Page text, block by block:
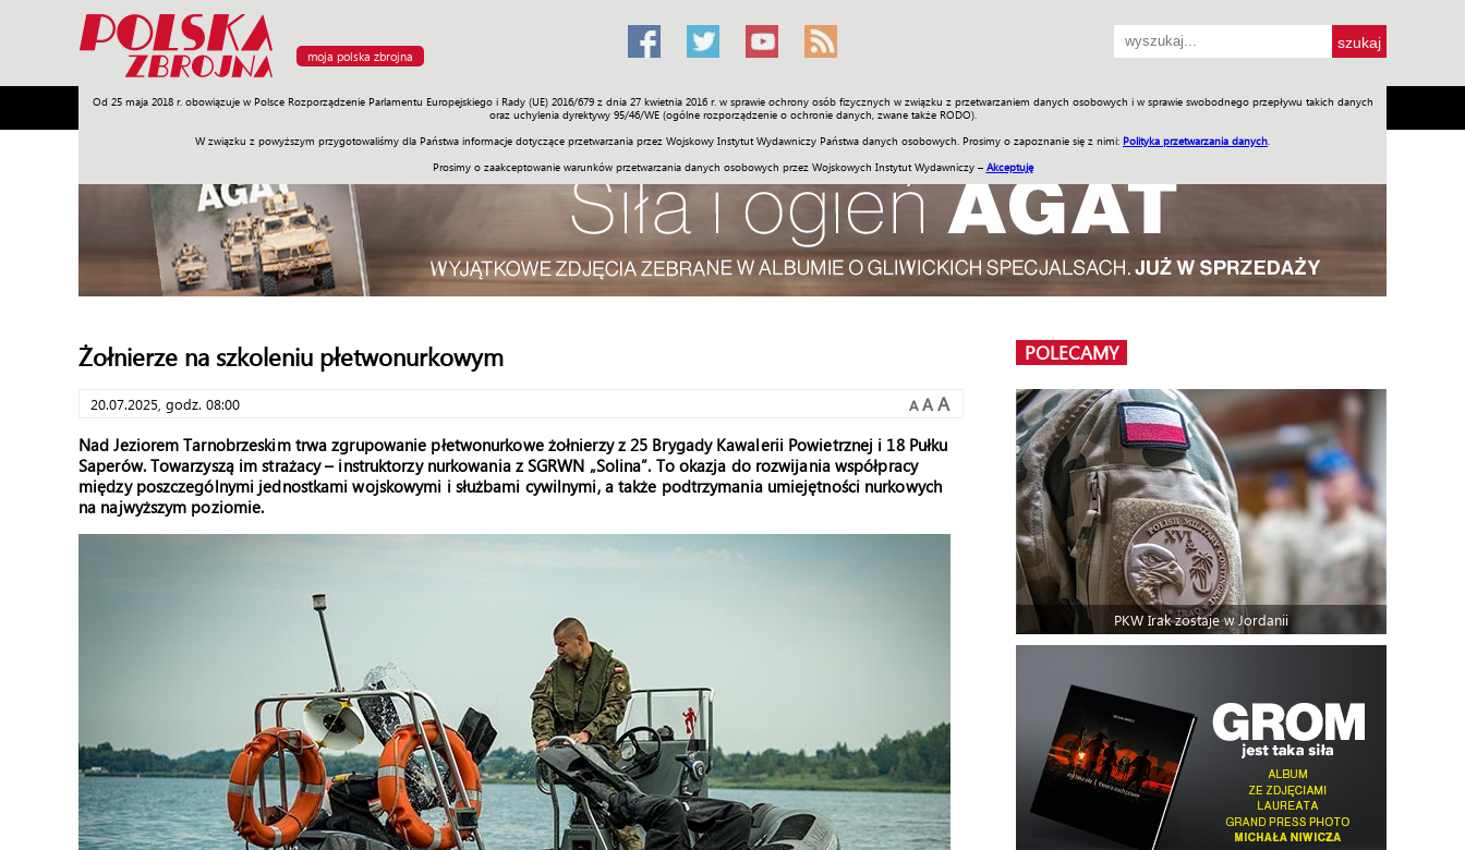
moja polska zbrojna
Od 25 maja 2018 r. obowiązuje w Polsce Rozporządzenie Parlamentu Europejskiego i Rady (UE) 2016/679 z dnia 27 kwietnia 2016 r. w sprawie ochrony osób fizycznych w związku z przetwarzaniem danych osobowych i w sprawie swobodnego przepływu takich danych
oraz uchylenia dyrektywy 95/46/WE (ogólne rozporządzenie o ochronie danych, zwane także RODO).
W związku z powyższym przygotowaliśmy dla Państwa informacje dotyczące przetwarzania przez Wojskowy Instytut Wydawniczy Państwa danych osobowych. Prosimy o zapoznanie się z nimi: Polityka przetwarzania danych
Prosimy o zaakceptowanie warunków przetwarzania danych osobowych przez Wojskowych Instytut Wydawniczy – Akceptuję
Armia Poligon Sprzęt Misje Polityka Prawo Świat Społeczność Sport Historia Galerie Wideo ENGLISH SKLEP Jednodniówki Praca w WIW
Żołnierze na szkoleniu płetwonurkowym
20.07.2025, godz. 08:00 A A A
Nad Jeziorem Tarnobrzeskim trwa zgrupowanie płetwonurkowe żołnierzy z 25 Brygady Kawalerii Powietrznej i 18 Pułku
Saperów. Towarzyszą im strażacy – instruktorzy nurkowania z SGRWN „Solina”. To okazja do rozwijania współpracy
między poszczególnymi jednostkami wojskowymi i służbami cywilnymi, a także podtrzymania umiejętności nurkowych
na najwyższym poziomie.
POLECAMY
PKW Irak zostaje w Jordanii